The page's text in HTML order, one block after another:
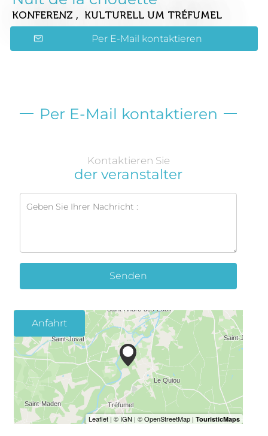
KONFERENZ , KULTURELL UM TRÉFUMEL
Per E-Mail kontaktieren
Per E-Mail kontaktieren
Kontaktieren Sie
der veranstalter
Senden
Anfahrt